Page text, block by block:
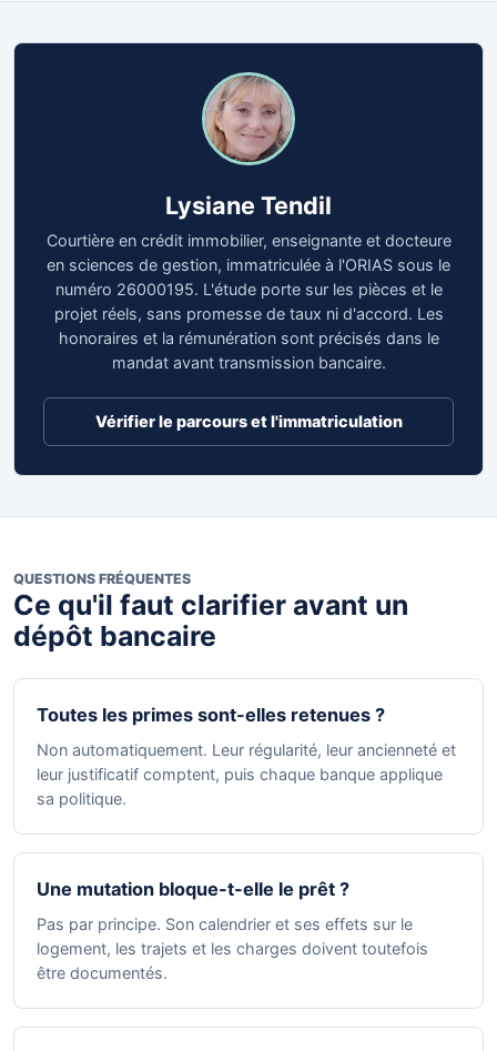
Lysiane Tendil
Courtière en crédit immobilier, enseignante et docteure
en sciences de gestion, immatriculée à l'ORIAS sous le
numéro 26000195. L'étude porte sur les pièces et le
projet réels, sans promesse de taux ni d'accord. Les
honoraires et la rémunération sont précisés dans le
mandat avant transmission bancaire.
Vérifier le parcours et l'immatriculation
QUESTIONS FRÉQUENTES
Ce qu'il faut clarifier avant un
dépôt bancaire
Toutes les primes sont-elles retenues ?
Non automatiquement. Leur régularité, leur ancienneté et
leur justificatif comptent, puis chaque banque applique
sa politique.
Une mutation bloque-t-elle le prêt ?
Pas par principe. Son calendrier et ses effets sur le
logement, les trajets et les charges doivent toutefois
être documentés.